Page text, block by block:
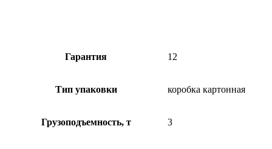
Гарантия 12
Тип упаковки коробка картонная
Грузоподъемность, т 3